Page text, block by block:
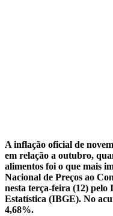
A inflação oficial de
em relação a outubro,
alimentos foi o que mais
Nacional de Preços ao
nesta terça-feira (12)
Estatística (IBGE). No
4,68%.